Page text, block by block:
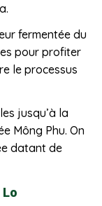
fermentée du
pour profiter
le processus
jusqu’à la
Mông Phu. On
datant de